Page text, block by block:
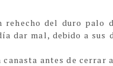
rehecho del duro palo
dar mal, debido a sus
canasta antes de